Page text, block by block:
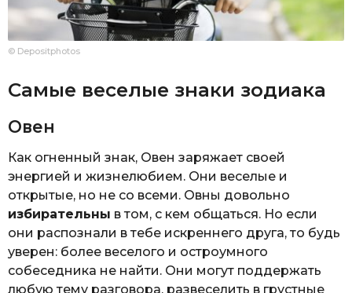
© Depositphotos
Самые веселые знаки зодиака
Овен
Как огненный знак, Овен заряжает своей
энергией и жизнелюбием. Они веселые и
открытые, но не со всеми. Овны довольно
избирательны в том, с кем общаться. Но если
они распознали в тебе искреннего друга, то будь
уверен: более веселого и остроумного
собеседника не найти. Они могут поддержать
любую тему разговора, развеселить в грустные